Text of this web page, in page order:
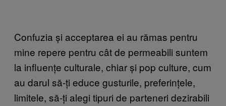
Confuzia și acceptarea ei au rămas pentru
mine repere pentru cât de permeabili suntem
la influențe culturale, chiar și pop culture, cum
au darul să-ți educe gusturile, preferințele,
limitele, să-ți alegi tipuri de parteneri dezirabili